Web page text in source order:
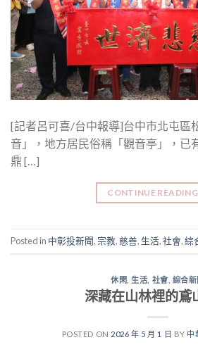
[記者呂可喜/台中報導]台中市北屯區
音」，地方居民俗稱「觀音亭」，已
鼎 […]
CONTINUE READING
Posted in 中彰投新聞,宗教,慈善,生活,社會,綜
休閑 ,生活 社會, 綜合新
深藏在山林裡的鳶
POSTED ON 2026 年 5 月 1 日 BY 中